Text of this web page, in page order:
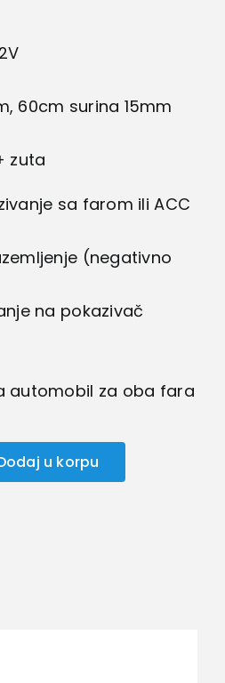
60cm surina 15mm
zuta
sa farom ili ACC
(negativno
na pokazivač
automobil za oba fara
u korpu